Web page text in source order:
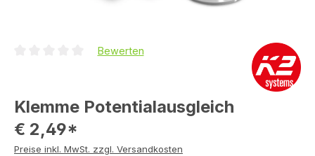
Bewerten
Klemme Potentialausgleich
€ 2,49*
Preise inkl. MwSt. zzgl. Versandkosten